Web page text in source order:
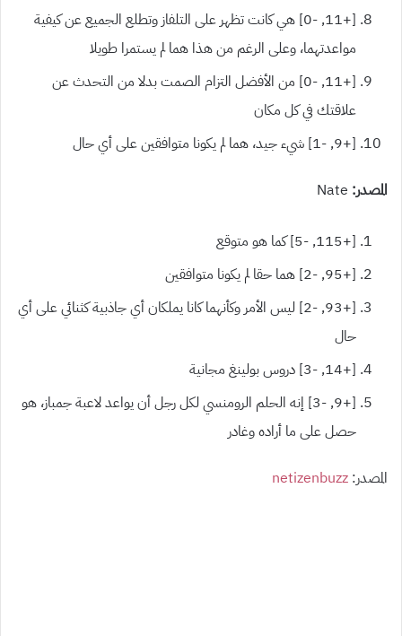
[+11, -0] هي كانت تظهر على التلفاز وتطلع الجميع عن كيفية
مواعدتهما، وعلى الرغم من هذا هما لم يستمرا طويلا
[+11, -0] من الأفضل التزام الصمت بدلا من التحدث عن
علاقتك في كل مكان
[+9, -1] شيء جيد، هما لم يكونا متوافقين على أي حال
المصدر:
[+115, -5] كما هو متوقع
[+95, -2] هما حقا لم يكونا متوافقين
[+93, -2] ليس الأمر وكأنهما كانا يملكان أي جاذبية كثنائي على أي
حال
[+14, -3] دروس بولينغ مجانية
[+9, -3] إنه الحلم الرومنسي لكل رجل أن يواعد لاعبة جمباز، هو
حصل على ما أراده وغادر
المصدر: netizenbuzz